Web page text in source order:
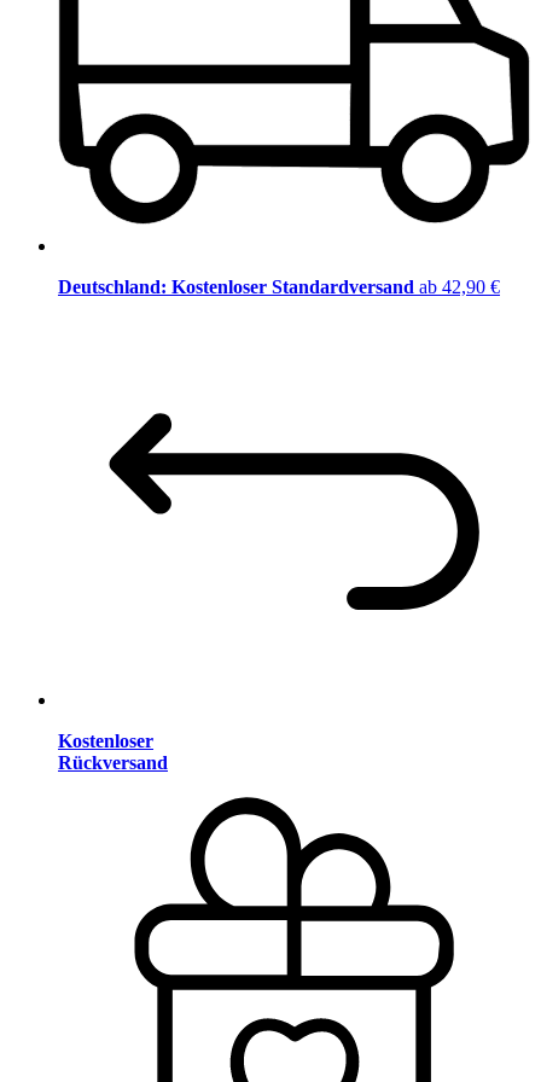
Deutschland: Kostenloser Standardversand ab 42,90 €
Kostenloser
Rückversand